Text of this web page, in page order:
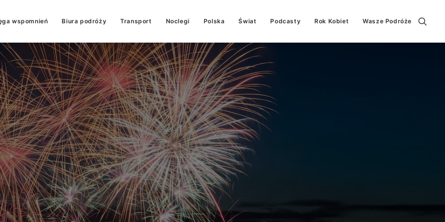
wspomnień Biura podróży Transport Noclegi Polska Świat Podcasty Rok Kobiet Wasze Podróże